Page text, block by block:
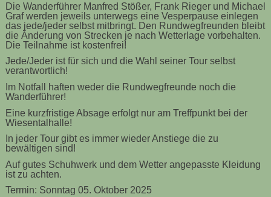
Die Wanderführer Manfred Stößer, Frank Rieger und Michael
Graf werden jeweils unterwegs eine Vesperpause einlegen
das jede/jeder selbst mitbringt. Den Rundwegfreunden bleibt
die Änderung von Strecken je nach Wetterlage vorbehalten.
Die Teilnahme ist kostenfrei!
Jede/Jeder ist für sich und die Wahl seiner Tour selbst
verantwortlich!
Im Notfall haften weder die Rundwegfreunde noch die
Wanderführer!
Eine kurzfristige Absage erfolgt nur am Treffpunkt bei der
Wiesentalhalle!
In jeder Tour gibt es immer wieder Anstiege die zu
bewältigen sind!
Auf gutes Schuhwerk und dem Wetter angepasste Kleidung
ist zu achten.
Termin: Sonntag 05. Oktober 2025